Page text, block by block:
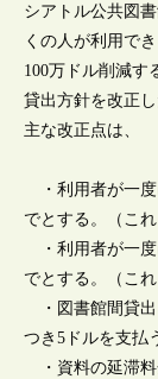
シアトル公共図
くの人が利用で
100万ドル削減す
貸出方針を改正
主な改正点は、
・利用者が一度
でとする。（これ
・利用者が一度
でとする。（これ
・図書館間貸出
つき5ドルを支払
・資料の延滞料